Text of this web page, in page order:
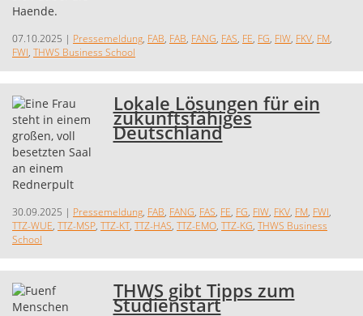
07.10.2025 | Pressemeldung, FAB, FAB, FANG, FAS, FE, FG, FIW, FKV, FM,
FWI, THWS Business School
Lokale Lösungen für ein
zukunftsfähiges
Deutschland
30.09.2025 | Pressemeldung, FAB, FANG, FAS, FE, FG, FIW, FKV, FM, FWI,
TTZ-WUE, TTZ-MSP, TTZ-KT, TTZ-HAS, TTZ-EMO, TTZ-KG, THWS Business
School
THWS gibt Tipps zum
Studienstart